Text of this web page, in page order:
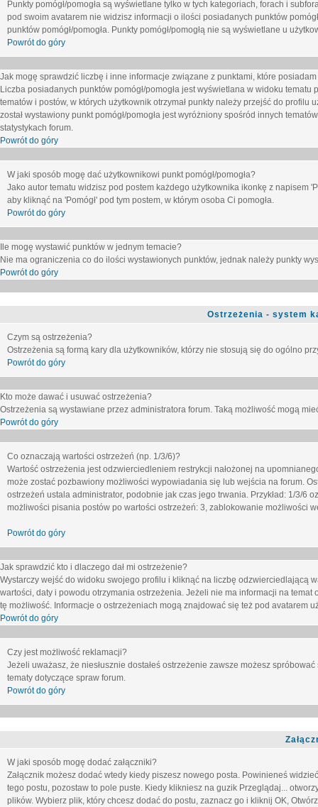
Punkty pomógł/pomogła są wyświetlane tylko w tych kategoriach, forach i
pod swoim avatarem nie widzisz informacji o ilości posiadanych punktów
punktów pomógł/pomogła. Punkty pomógł/pomogłą nie są wyświetlane u
Powrót do góry
Jak mogę sprawdzić liczbę i inne informacje związane z punktami, które
Liczba posiadanych punktów pomógł/pomogła jest wyświetlana w widoku
tematów i postów, w których użytkownik otrzymał punkty należy przejść do
został wystawiony punkt pomógł/pomogła jest wyróżniony spośród innych
statystykach forum.
Powrót do góry
W jaki sposób mogę dać użytkownikowi punkt pomógł/pomogła?
Jako autor tematu widzisz pod postem każdego użytkownika ikonkę z napisem
aby kliknąć na 'Pomógł' pod tym postem, w którym osoba Ci pomogła.
Powrót do góry
Ile mogę wystawić punktów w jednym temacie?
Nie ma ograniczenia co do ilości wystawionych punktów, jednak należy punkty
Powrót do góry
Ostrzeżenia - system
Czym są ostrzeżenia?
Ostrzeżenia są formą kary dla użytkowników, którzy nie stosują się do ogólno
Powrót do góry
Kto może dawać i usuwać ostrzeżenia?
Ostrzeżenia są wystawiane przez administratora forum. Taką możliwość mogą
Powrót do góry
Co oznaczają wartości ostrzeżeń (np. 1/3/6)?
Wartość ostrzeżenia jest odzwierciedleniem restrykcji nałożonej na
może zostać pozbawiony możliwości wypowiadania się lub wejścia na forum.
ostrzeżeń ustala administrator, podobnie jak czas jego trwania. Przykład: 1/3/6
możliwości pisania postów po wartości ostrzeżeń: 3, zablokowanie możliwości
Powrót do góry
Jak sprawdzić kto i dlaczego dał mi ostrzeżenie?
Wystarczy wejść do widoku swojego profilu i kliknąć na liczbę odzwierciedlającą
wartości, daty i powodu otrzymania ostrzeżenia. Jeżeli nie ma informacji na temat
tę możliwość. Informacje o ostrzeżeniach mogą znajdować się też pod avatarem
Powrót do góry
Czy jest możliwość reklamacji?
Jeżeli uważasz, że niesłusznie dostałeś ostrzeżenie zawsze możesz
tematy dotyczące spraw forum.
Powrót do góry
W jaki sposób mogę dodać załączniki?
Załącznik możesz dodać wtedy kiedy piszesz nowego posta. Powinieneś
tego postu, pozostaw to pole puste. Kiedy klikniesz na guzik Przeglądaj...
plików. Wybierz plik, który chcesz dodać do postu, zaznacz go i kliknij OK,